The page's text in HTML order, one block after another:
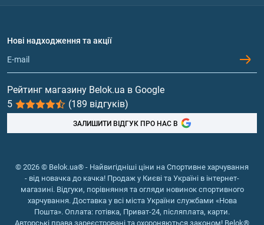
Обмін та повернення
Протеїн
Гейнери
Вітаміни та мінерали
Риб'ячий жир, жирні кислоти
Нові надходження та акції
Рейтинг магазину Belok.ua в Google
5
(189 відгуків)
ЗАЛИШИТИ ВІДГУК ПРО НАС В
© 2026 © Belok.ua® - Найвигідніші ціни на Спортивне харчування
- від новачка до качка! Продаж у Києві та Україні в інтернет-
магазині. Відгуки, порівняння та огляди новинок спортивного
харчування. Доставка у всі міста України службами «Нова
Пошта». Оплата: готівка, Приват-24, післяплата, карти.
Авторські права зареєстровані та охороняються законом! Belok®